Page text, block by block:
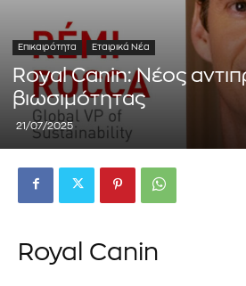
Επικαιρότητα Εταιρικά Νέα
Royal Canin: Νέος
βιωσιμότητας
21/07/2025
Royal Canin